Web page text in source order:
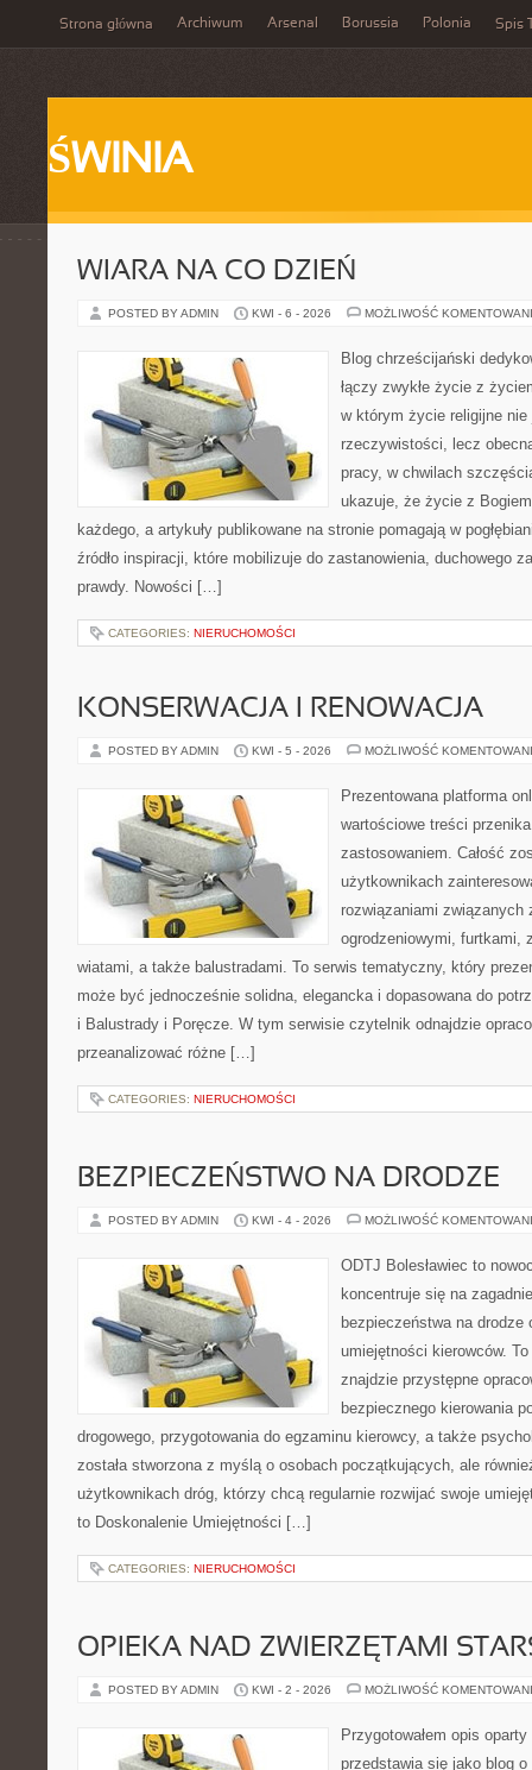
Strona główna Archiwum Arsenal Borussia Polonia Spis
ŚWINIA
WIARA NA CO DZIEŃ
POSTED BY ADMIN KWI - 6 - 2026 MOŻLIWOŚĆ
Blog chrześcijański
łączy zwykłe życie z
w którym życie religijne nie
rzeczywistości, lecz
pracy, w chwilach
ukazuje, że życie z
każdego, a artykuły publikowane na stronie pomagają w
źródło inspiracji, które mobilizuje do zastanowienia, duchowego
prawdy. Nowości […]
CATEGORIES: NIERUCHOMOŚCI
KONSERWACJA I RENOWACJA
POSTED BY ADMIN KWI - 5 - 2026 MOŻLIWOŚĆ
Prezentowana platforma
wartościowe treści
zastosowaniem. Całość
użytkownikach
rozwiązaniami związanych
ogrodzeniowymi, furtkami,
wiatami, a także balustradami. To serwis tematyczny, który
może być jednocześnie solidna, elegancka i dopasowana do
i Balustrady i Poręcze. W tym serwisie czytelnik odnajdzie
przeanalizować różne […]
CATEGORIES: NIERUCHOMOŚCI
BEZPIECZEŃSTWO NA DRODZE
POSTED BY ADMIN KWI - 4 - 2026 MOŻLIWOŚĆ
ODTJ Bolesławiec to
koncentruje się na
bezpieczeństwa na drodze
umiejętności kierowców.
znajdzie przystępne
bezpiecznego kierowania
drogowego, przygotowania do egzaminu kierowcy, a także
została stworzona z myślą o osobach początkujących, ale
użytkownikach dróg, którzy chcą regularnie rozwijać swoje
to Doskonalenie Umiejętności […]
CATEGORIES: NIERUCHOMOŚCI
OPIEKA NAD ZWIERZĘTAMI
POSTED BY ADMIN KWI - 2 - 2026 MOŻLIWOŚĆ
Przygotowałem opis
przedstawia się jako blog